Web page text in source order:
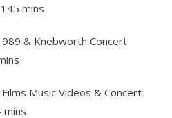
& Knebworth Concert
Music Videos & Concert